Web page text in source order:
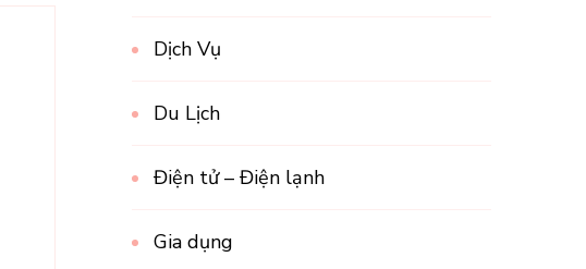
Dịch Vụ
Du Lịch
Điện tử – Điện lạnh
Gia dụng